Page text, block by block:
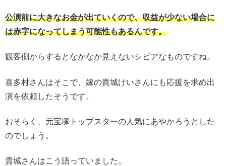
公演前に大きなお金が出ていくので、収益が少ない場合に
は赤字になってしまう可能性もあるんです。
観客側からするとなかなか見えないシビアなものですね。
喜多村さんはそこで、嫁の貴城けいさんにも応援を求め出
演を依頼したそうです。
おそらく、元宝塚トップスターの人気にあやかろうとした
のでしょう。
貴城さんはこう語っていました。